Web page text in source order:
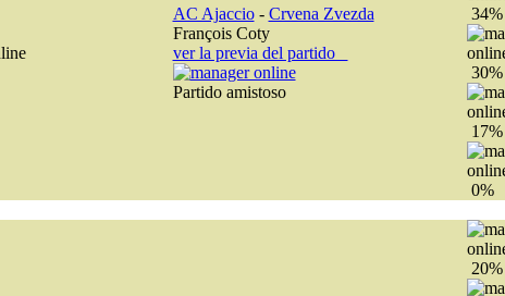
AC Ajaccio- Crvena Zvezda
François Coty
ver la previa del partido
Partido amistoso
34%
30%
17%
0%
20%